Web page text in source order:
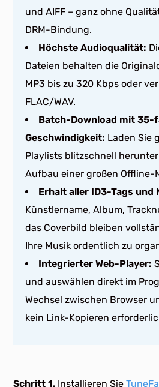
und AIFF – ganz ohne
DRM-Bindung.
Höchste Audioqualität:
Dateien behalten die
MP3 bis zu 320 Kbps oder
FLAC/WAV.
Batch-Download mit 35-
Geschwindigkeit: Laden Sie
Playlists blitzschnell
Aufbau einer großen Offline-
Erhalt aller ID3-Tags und
Künstlername, Album,
das Coverbild bleiben
Ihre Musik ordentlich zu
Integrierter Web-Player:
und auswählen direkt im
Wechsel zwischen Browser
kein Link-Kopieren
Schritt 1. Installieren Sie